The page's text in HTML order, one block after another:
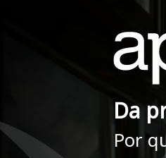
Da
Por